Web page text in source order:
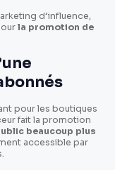
d’influence,
la promotion de
pour les boutiques
fait la promotion
beaucoup plus
accessible par